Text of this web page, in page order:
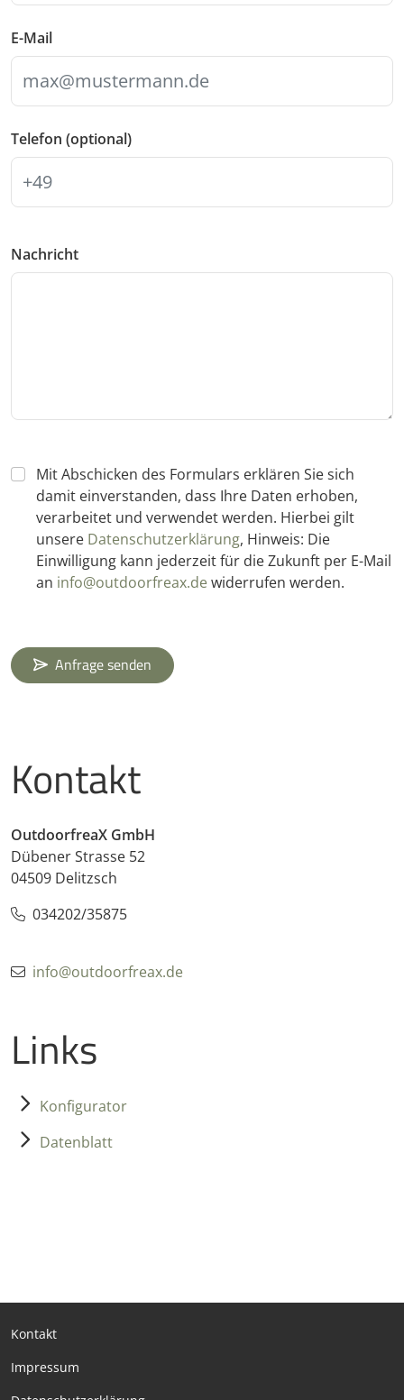
E-Mail
Telefon (optional)
Nachricht
Mit Abschicken des Formulars erklären Sie sich
damit einverstanden, dass Ihre Daten erhoben,
verarbeitet und verwendet werden. Hierbei gilt
unsere Datenschutzerklärung, Hinweis: Die
Einwilligung kann jederzeit für die Zukunft per E-Mail
an info@outdoorfreax.dewiderrufen werden.
Anfrage senden
Kontakt
OutdoorfreaX GmbH
Dübener Strasse 52
04509 Delitzsch
034202/35875
info@outdoorfreax.de
Links
Konfigurator
Datenblatt
Kontakt
Impressum